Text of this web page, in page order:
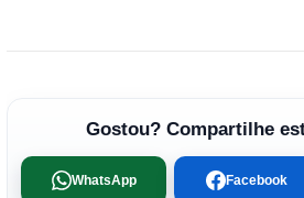
Gostou? Compartilhe
WhatsApp Facebook